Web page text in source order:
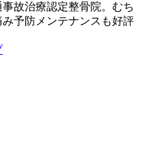
故治療認定整骨院。むち
予防メンテナンスも好評